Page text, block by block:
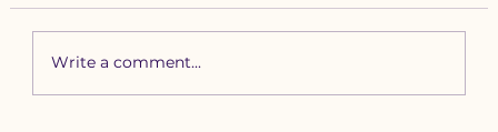
Write a comment...